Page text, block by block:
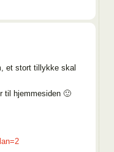
et stort tillykke skal
til hjemmesiden 🙂